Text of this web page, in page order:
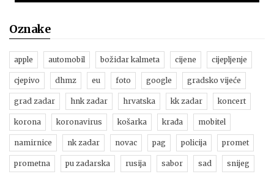
Oznake
apple automobil božidar kalmeta cijene cijepljenje
cjepivo dhmz eu foto google gradsko vijeće
grad zadar hnk zadar hrvatska kk zadar koncert
korona koronavirus košarka krađa mobitel
namirnice nk zadar novac pag policija promet
prometna pu zadarska rusija sabor sad snijeg